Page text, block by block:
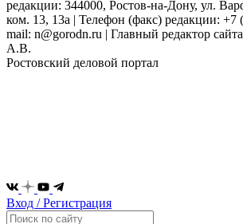
редакции: 344000, Ростов-на-Дону, ул.
ком. 13, 13а | Телефон (факс) редакции: +7
mail: n@gorodn.ru | Главный редактор
А.В.
Ростовский деловой портал
Вход / Регистрация